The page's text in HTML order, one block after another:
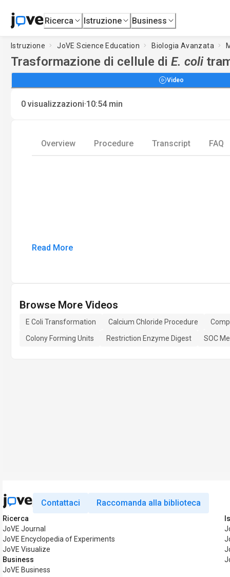
Ricerca Istruzione Business
Istruzione JoVE Science Education Biologia Avanzata
Trasformazione di cellule di E. coli
Video
0 visualizzazioni·10:54 min
Overview Procedure Transcript FAQ
Read More
Browse More Videos
E Coli Transformation Calcium Chloride Procedure
Colony Forming Units
Restriction Enzyme Digest SOC
Contattaci Raccomanda alla biblioteca
Ricerca
JoVE Journal
JoVE Encyclopedia of Experiments
JoVE Visualize
Business
JoVE Business